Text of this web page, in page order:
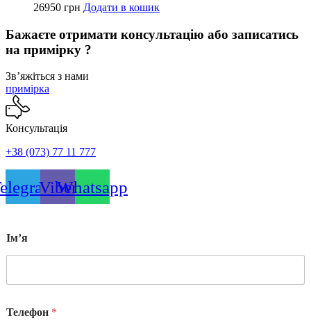
26950 грн Додати в кошик
Бажаєте отримати консультацію або записатись
на примірку ?
Звʼяжіться з нами
примірка
Консультація
+38 (073) 77 11 777
ViberWhatsapp
Імʼя
Телефон *